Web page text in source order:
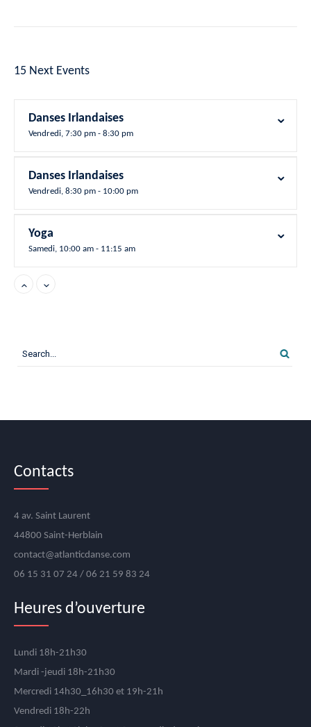
15 Next Events
Danses Irlandaises
Vendredi, 7:30 pm - 8:30 pm
Danses Irlandaises
Vendredi, 8:30 pm - 10:00 pm
Yoga
Samedi, 10:00 am - 11:15 am
West Coast Swing
Yoga
Lundi, 7:30 pm - 8:30 pm
West Coast Swing
Lundi, 8:30 pm - 9:30 pm
Multidanses
Mardi, 10:30 am - 12:00 pm
Multidanses
Mercredi, 2:30 pm - 3:30 pm
Rock
Mercredi, 7:00 pm - 8:00 pm
Contacts
4 av. Saint Laurent
44800 Saint-Herblain
contact@atlanticdanse.com
06 15 31 07 24 / 06 21 59 83 24
Heures d’ouverture
Lundi 18h-21h30
Mardi -jeudi 18h-21h30
Mercredi 14h30_16h30 et 19h-21h
Vendredi 18h-22h